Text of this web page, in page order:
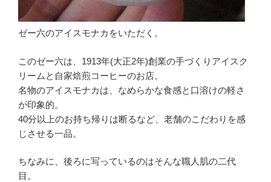
ゼー六のアイスモナカをいただく。
このゼー六は、1913年(大正2年)創業の手づくりアイスク
リームと自家焙煎コーヒーのお店。
名物のアイスモナカは、なめらかな食感と口溶けの軽さ
が印象的。
40分以上のお持ち帰りは断るなど、老舗のこだわりを感
じさせる一品。
ちなみに、後ろに写っているのはそんな職人肌の二代
目。